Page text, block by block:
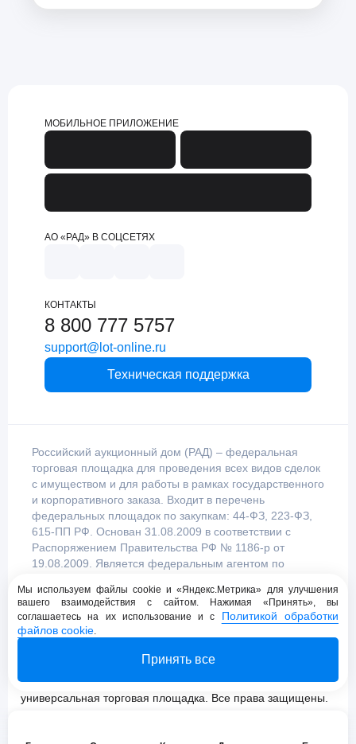
МОБИЛЬНОЕ ПРИЛОЖЕНИЕ
АО «РАД» В СОЦСЕТЯХ
КОНТАКТЫ
8 800 777 5757
support@lot-online.ru
Техническая поддержка
Российский аукционный дом (РАД) – федеральная
торговая площадка для проведения всех видов сделок
с имуществом и для работы в рамках государственного
и корпоративного заказа. Входит в перечень
федеральных площадок по закупкам: 44-ФЗ, 223-ФЗ,
615-ПП РФ. Основан 31.08.2009 в соответствии с
Распоряжением Правительства РФ № 1186-р от
19.08.2009. Является федеральным агентом по
Правительством Российской Федерации.
Политика конфиденциальности
© 2009 - 2026 АО «Российский аукционный дом»
универсальная торговая площадка. Все права защищены.
Мы используем файлы cookie и «Яндекс.Метрика» для улучшения
вашего взаимодействия с сайтом. Нажимая «Принять», вы
соглашаетесь на их использование и с Политикой обработки
файлов cookie.
Принять все